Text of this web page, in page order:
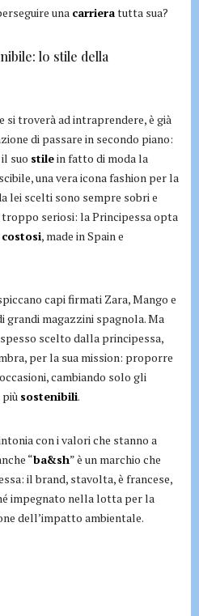
una carrieratutta sua?
lo stile della
si troverà ad intraprendere, è già
di passare in secondo piano:
suo stilein fatto di moda la
una vera icona fashion per la
lei scelti sono sempre sobri e
seriosi: la Principessa opta
costosi, made in Spain e
capi firmati Zara, Mango e
grandi magazzini spagnola. Ma
spesso scelto dalla principessa,
per la sua mission: proporre
cambiando solo gli
sostenibili.
con i valori che stanno a
“ba&sh” è un marchio che
il brand, stavolta, è francese,
impegnato nella lotta per la
dell’impatto ambientale.